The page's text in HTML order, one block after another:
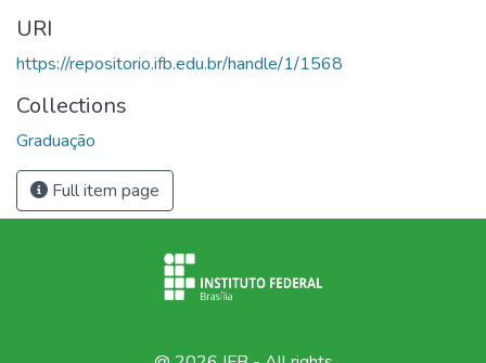
URI
https://repositorio.ifb.edu.br/handle/1/1568
Collections
Graduação
Full item page